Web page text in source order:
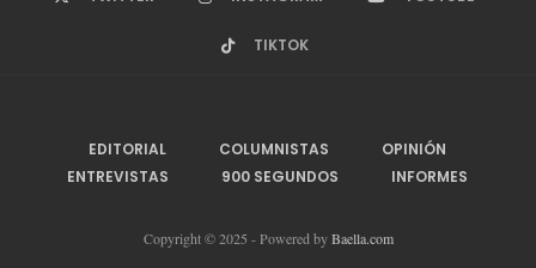
TIKTOK
EDITORIAL COLUMNISTAS
OPINIÓN
ENTREVISTAS
900 SEGUNDOS INFORMES
Copyright © 2025 - Powered byBaella.com